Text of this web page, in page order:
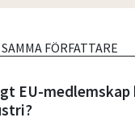
FÖRFATTARE
EU-medlemskap